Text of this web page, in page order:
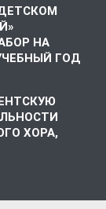
НА
ГОД
ХОРА,